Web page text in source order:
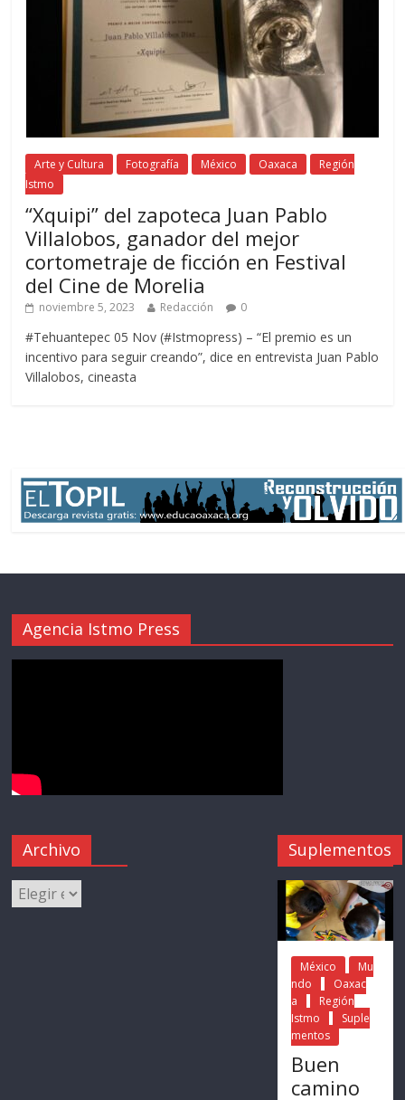
Arte y Cultura Fotografía México Oaxaca
Región
Istmo
“Xquipi” del zapoteca Juan Pablo
Villalobos, ganador del mejor
cortometraje de ficción en Festival
del Cine de Morelia
noviembre 5, 2023 Redacción 0
#Tehuantepec 05 Nov (#Istmopress) – “El premio es un
incentivo para seguir creando”, dice en entrevista Juan Pablo
Villalobos, cineasta
Agencia Istmo Press
Archivo Suplementos
México
Mu
ndo
Oaxac
a
Región
Istmo
Suple
mentos
Buen
camino